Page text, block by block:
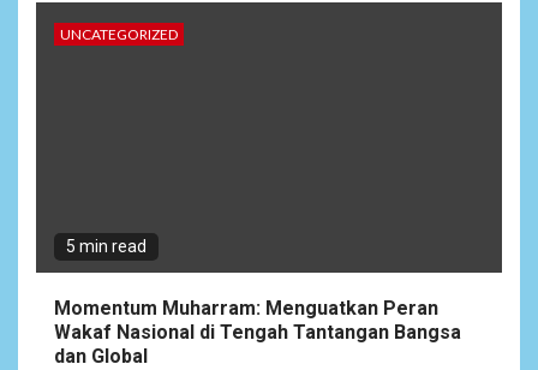
UNCATEGORIZED
5 min read
Momentum Muharram: Menguatkan Peran
Wakaf Nasional di Tengah Tantangan Bangsa
dan Global